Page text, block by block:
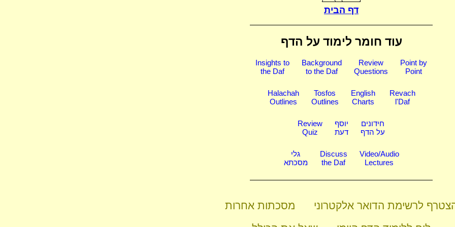
דף הבית
עוד חומר לימוד על הדף
Insights to
the Daf
Background
to the Daf
Review
Questions
Point by
Point
Halachah
Outlines
Tosfos
Outlines
English
Charts
Revach
l'Daf
Review
Quiz
יוסף
דעת
חידונים
על הדף
גלי
מסכתא
Discuss
the Daf
Video/Audio
Lectures
מסכתות אחרות
לרשימת הדואר אלקטרוני